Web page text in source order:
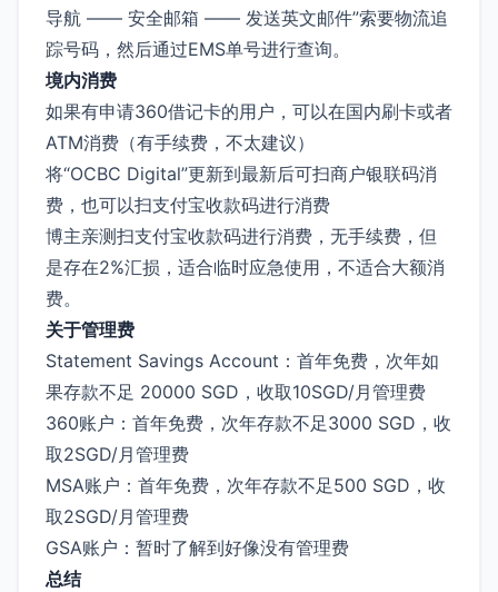
导航 —— 安全邮箱 —— 发送英文邮件”索要物流追
踪号码，然后通过EMS单号进行查询。
境内消费
如果有申请360借记卡的用户，可以在国内刷卡或者
ATM消费（有手续费，不太建议）
将“OCBC Digital”更新到最新后可扫商户银联码消
费，也可以扫支付宝收款码进行消费
博主亲测扫支付宝收款码进行消费，无手续费，但
是存在2%汇损，适合临时应急使用，不适合大额消
费。
关于管理费
Statement Savings Account：首年免费，次年如
果存款不足 20000 SGD，收取10SGD/月管理费
360账户：首年免费，次年存款不足3000 SGD，收
取2SGD/月管理费
MSA账户：首年免费，次年存款不足500 SGD，收
取2SGD/月管理费
GSA账户：暂时了解到好像没有管理费
总结